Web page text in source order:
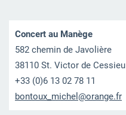
Concert au Manège
582 chemin de Javolière
38110 St. Victor de Cessieu
+33 (0)6 13 02 78 11
bontoux_ michel@orange.fr